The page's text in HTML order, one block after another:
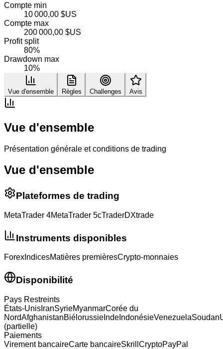
Compte min
10 000,00 $US
Compte max
200 000,00 $US
Profit split
80%
Drawdown max
10%
Vue d'ensemble Règles Challenges Avis
Vue d'ensemble
Présentation générale et conditions de trading
Vue d'ensemble
Plateformes de trading
MetaTrader 4MetaTrader 5cTraderDXtrade
Instruments disponibles
Forex IndicesMatières premièresCrypto-monnaies
Disponibilité
Pays Restreints
États-Unis IranSyrieMyanmarCorée du
NordAfghanistanBiélorussie Inde IndonésieVenezuelaSoudan
(partielle)
Paiements
Virement bancaireCarte bancaireSkrill CryptoPayPal